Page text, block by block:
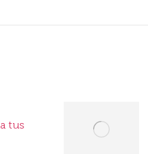
tus